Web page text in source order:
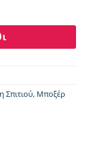
90-23026
Σπιτιού, Μποξέρ